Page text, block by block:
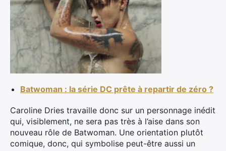
Batwoman : la série DC prête à repartir de zéro ?
Caroline Dries travaille donc sur un personnage inédit
qui, visiblement, ne sera pas très à l’aise dans son
nouveau rôle de Batwoman. Une orientation plutôt
comique, donc, qui symbolise peut-être aussi un